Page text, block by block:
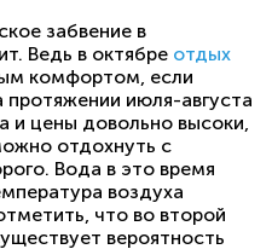
забвение в
Ведь в октябре отдых
комфортом, если
протяжении июля-августа
и цены довольно высоки,
отдохнуть с
Вода в это время
воздуха
что во второй
вероятность